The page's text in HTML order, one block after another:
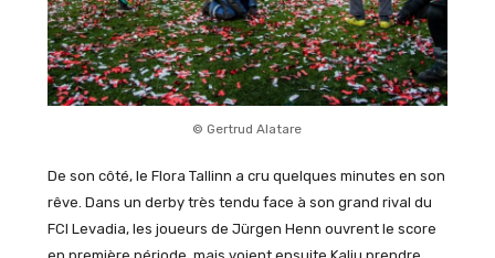
© Gertrud Alatare
De son côté, le Flora Tallinn a cru quelques minutes en son
rêve. Dans un derby très tendu face à son grand rival du
FCI Levadia, les joueurs de Jürgen Henn ouvrent le score